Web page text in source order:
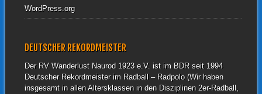
WordPress.org
DEUTSCHER REKORDMEISTER
Der RV Wanderlust Naurod 1923 e.V. ist im BDR seit 1994
Deutscher Rekordmeister im Radball – Radpolo (Wir haben
insgesamt in allen Altersklassen in den Disziplinen 2er-Radball,